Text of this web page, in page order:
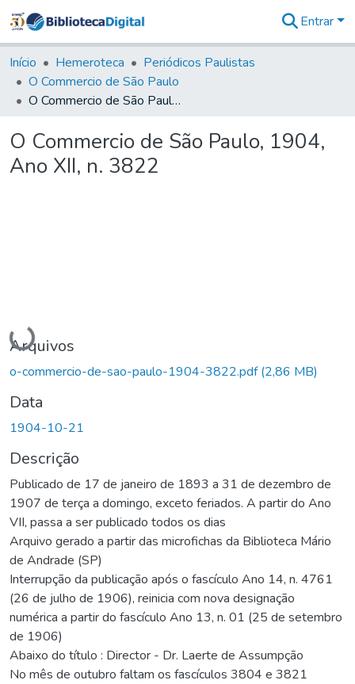
&
Coleções
Tudo na
Biblioteca
Estatísticas
Entrar
Início Hemeroteca
Periódicos Paulistas
O Commercio de São Paulo
O Commercio de São Paulo, 1904, Ano XII, n. 3822
O Commercio de São Paulo, 1904,
Ano XII, n. 3822
Carregando...
Arquivos
o-commercio-de-sao-paulo-1904-3822.pdf(2,86 MB)
Data
1904-10-21
Descrição
Publicado de 17 de janeiro de 1893 a 31 de dezembro de
1907 de terça a domingo, exceto feriados. A partir do Ano
VII, passa a ser publicado todos os dias
Arquivo gerado a partir das microfichas da Biblioteca Mário
de Andrade (SP)
Interrupção da publicação após o fascículo Ano 14, n. 4761
(26 de julho de 1906), reinicia com nova designação
numérica a partir do fascículo Ano 13, n. 01 (25 de setembro
de 1906)
Abaixo do título : Director - Dr. Laerte de Assumpção
No mês de outubro faltam os fascículos 3804 e 3821